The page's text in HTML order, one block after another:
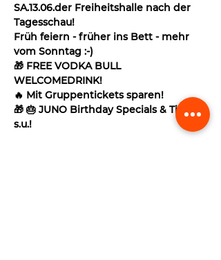
SA.13.06.der Freiheitshalle nach der
Tagesschau!
Früh feiern - früher ins Bett - mehr
vom Sonntag :-)
🎁 FREE VODKA BULL
WELCOMEDRINK!
🔥 Mit Gruppentickets sparen!
🎁 🎂 JUNO Birthday Specials & Tickets
s.u.!